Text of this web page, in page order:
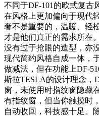
不同于DF-101的欧式复古
在风格上更加偏向于现代
奢不是重要的，温暖、轻
才是他们真正的需求所在
没有过于抢眼的造型，亦
现代简约风格自成一体，
做减法，但在功能上DF-
斯拉TESLA的设计理念，
窗，未使用时指纹窗隐藏
有指纹窗，但当你触摸时
自动收回，科技感十足。